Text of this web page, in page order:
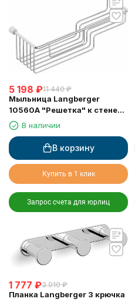
5 198 ₽11 440 ₽
Мыльница Langberger
10560A "Решетка" к стене
двойная хромированная
В наличии
В корзину
Купить в 1 клик
Запрос счета для юрлиц
1 777 ₽3 910 ₽
Планка Langberger 3 крючка